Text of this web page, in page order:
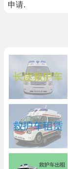
申请.